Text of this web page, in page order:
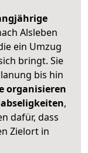
Alsleben
ein Umzug
bringt. Sie
bis hin
organisieren
,
dafür, dass
Zielort in